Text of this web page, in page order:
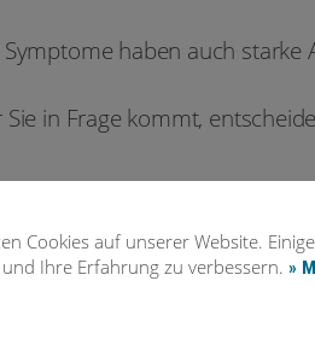
Cookies auf unserer Website.
Ihre Erfahrung zu verbessern. »
haben auch starke
in Frage kommt,